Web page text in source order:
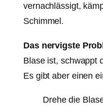
vernachlässigt,
Schimmel.
Das nervigste
Blase ist, schwappt
Es gibt aber einen
Drehe die